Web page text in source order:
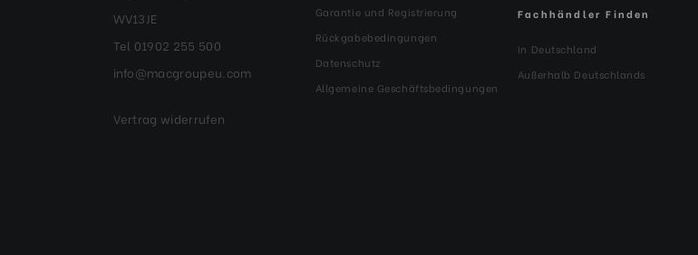
WV13JE
Tel 01902 255 500
info@macgroupeu.com
Vertrag widerrufen
Garantie und Registrierung
Rückgabebedingungen
Datenschutz
Allgemeine Geschäftsbedingungen
Fachhändler Finden
In Deutschland
Außerhalb Deutschlands